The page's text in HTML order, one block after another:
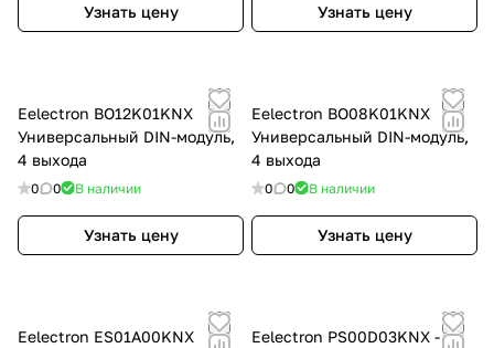
Узнать цену Узнать цену
Eelectron BO12K01KNX
Универсальный DIN-модуль,
4 выхода
0 0 В наличии
Узнать цену
Eelectron BO08K01KNX
Универсальный DIN-модуль,
4 выхода
0 0 В наличии
Узнать цену
Eelectron ES01A00KNX
Eelectron PS00D03KNX -